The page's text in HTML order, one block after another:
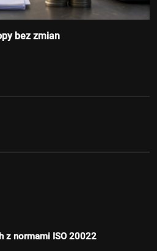
bez zmian
z normami ISO 20022